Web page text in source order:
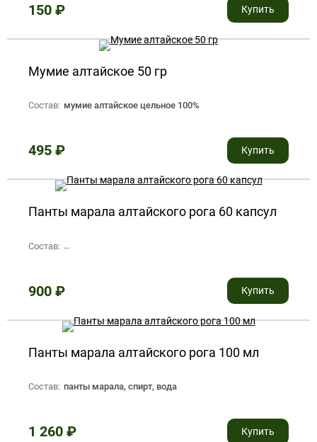
150 ₽ Купить
Мумие алтайское 50 гр
Состав: мумие алтайское цельное 100%
495 ₽ Купить
Панты марала алтайского рога 60 капсул
Состав: сухой порошок пантов марала 0.25 г, желатиновая капсула
900 ₽ Купить
Панты марала алтайского рога 100 мл
Состав: панты марала, спирт, вода
1 260 ₽ Купить